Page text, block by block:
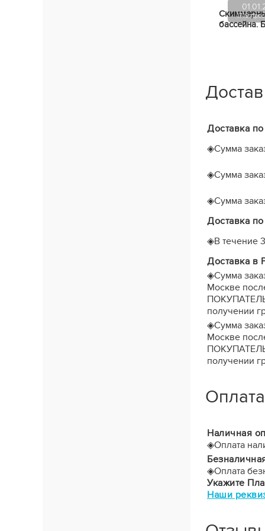
1719
бассейна.
Доставка
◈Сумма
◈Сумма
◈Сумма
Доставка
◈В
Доставка в
◈Сумма
Москве
ПОКУПАТЕЛЬ
получении
◈Сумма
Москве
ПОКУПАТЕЛЬ
получении
Оплата
Наличная
◈Оплата
◈Оплата
Укажите
Наши